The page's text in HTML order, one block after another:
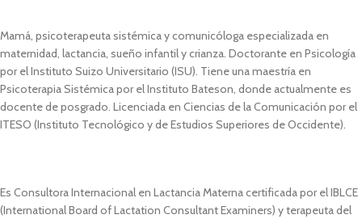
Mamá, psicoterapeuta sistémica y comunicóloga especializada en
maternidad, lactancia, sueño infantil y crianza. Doctorante en Psicología
por el Instituto Suizo Universitario (ISU). Tiene una maestría en
Psicoterapia Sistémica por el Instituto Bateson, donde actualmente es
docente de posgrado. Licenciada en Ciencias de la Comunicación por el
ITESO (Instituto Tecnológico y de Estudios Superiores de Occidente).
Es Consultora Internacional en Lactancia Materna certificada por el IBLCE
(International Board of Lactation Consultant Examiners) y terapeuta del